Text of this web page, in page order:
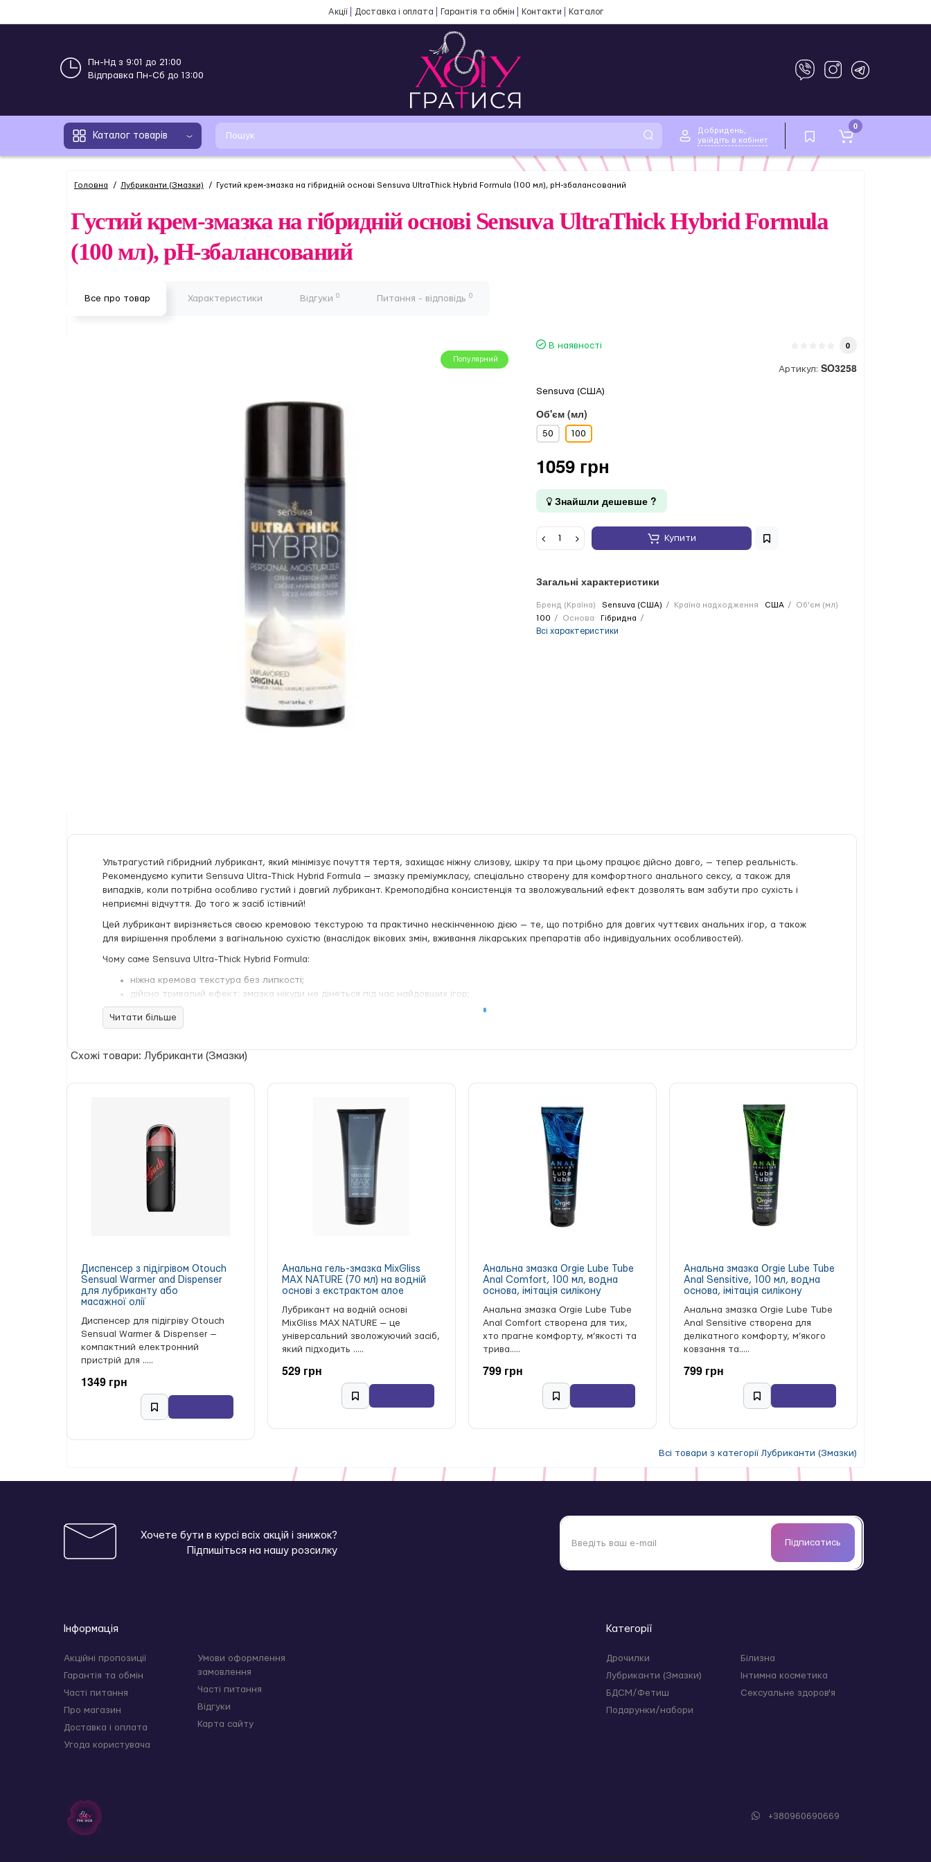
Акції Доставка і оплата Гарантія та обмін Контакти Каталог
Пн-Нд з 9:01 до 21:00
Відправка Пн-Сб до 13:00
Каталог товарів
Добридень,
увійдіть в кабінет
0
Головна Лубриканти (Змазки) Густий крем-змазка на гібридній основі Sensuva UltraThick Hybrid Formula (100 мл), рН-збалансований
Густий крем-змазка на гібридній основі Sensuva UltraThick Hybrid Formula
(100 мл), рН-збалансований
Все про товар Характеристики Відгуки 0 Питання - відповідь 0
Популярний
В наявності 0
Артикул: SO3258
Sensuva (США)
Об'єм (мл)
50 100
1059 грн
Знайшли дешевше ?
Купити
Загальні характеристики
Бренд (Країна) Sensuva (США) Країна надходження США
Об'єм (мл)
100
Основа Гібридна
Всі характеристики
Ультрагустий гібридний лубрикант, який мінімізує почуття тертя, захищає ніжну слизову, шкіру та при цьому працює дійсно довго, — тепер реальність.
Рекомендуємо купити Sensuva Ultra-Thick Hybrid Formula — змазку преміумкласу, спеціально створену для комфортного анального сексу, а також для
випадків, коли потрібна особливо густий і довгий лубрикант. Кремоподібна консистенція та зволожувальний ефект дозволять вам забути про сухість і
неприємні відчуття. До того ж засіб їстівний!
Цей лубрикант вирізняється своєю кремовою текстурою та практично нескінченною дією — те, що потрібно для довгих чуттєвих анальних ігор, а також
для вирішення проблеми з вагінальною сухістю (внаслідок вікових змін, вживання лікарських препаратів або індивідуальних особливостей).
Чому саме Sensuva Ultra-Thick Hybrid Formula:
ніжна кремова текстура без липкості;
дійсно тривалий ефект: змазка нікуди не дінеться під час найдовших ігор;
ідеальне рішення для анального сексу;
підходить для чутливої шкіри/слизової;
надає зволожувальний ефект;
pH-збалансована формула;
Зручна пляшечка з дозатором дозволяє використовувати лубрикант акуратно й економно.
Склад: Water, Hydroxyethyl Cellulose, Dimethicone, Propanediol, Isopropyl Palmitate, Sorbitan Monostearate, Potassium Sorbate, Sodium Benzoate, Polyacrylate
13, Polyisobutene, Polysorbate 20, Sodium Citrate, Artificial Flavor.
Читати більше
Схожі товари: Лубриканти (Змазки)
Диспенсер з підігрівом Otouch
Sensual Warmer and Dispenser
для лубриканту або
масажної олії
Диспенсер для підігріву Otouch
Sensual Warmer & Dispenser —
компактний електронний
пристрій для .....
1349 грн
Анальна гель-змазка MixGliss
MAX NATURE (70 мл) на водній
основі з екстрактом алое
Лубрикант на водній основі
MixGliss MAX NATURE — це
універсальний зволожуючий засіб,
який підходить .....
529 грн
Анальна змазка Orgie Lube Tube
Anal Comfort, 100 мл, водна
основа, імітація силікону
Анальна змазка Orgie Lube Tube
Anal Comfort створена для тих,
хто прагне комфорту, м’якості та
трива.....
799 грн
Анальна змазка Orgie Lube Tube
Anal Sensitive, 100 мл, водна
основа, імітація силікону
Анальна змазка Orgie Lube Tube
Anal Sensitive створена для
делікатного комфорту, м’якого
ковзання та.....
799 грн
Всі товари з категорії Лубриканти (Змазки)
Хочете бути в курсі всіх акцій і знижок?
Підпишіться на нашу розсилку
Підписатись
Інформація
Акційні пропозиції
Гарантія та обмін
Часті питання
Про магазин
Доставка і оплата
Угода користувача
Умови оформлення
замовлення
Часті питання
Відгуки
Карта сайту
Категорії
Дрочилки
Лубриканти (Змазки)
БДСМ/Фетиш
Подарунки/набори
Білизна
Інтимна косметика
Сексуальне здоров'я
+380960690669